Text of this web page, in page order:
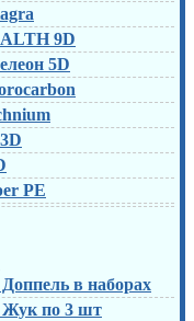
9D
5D
PE
в наборах
Жук по 3 шт